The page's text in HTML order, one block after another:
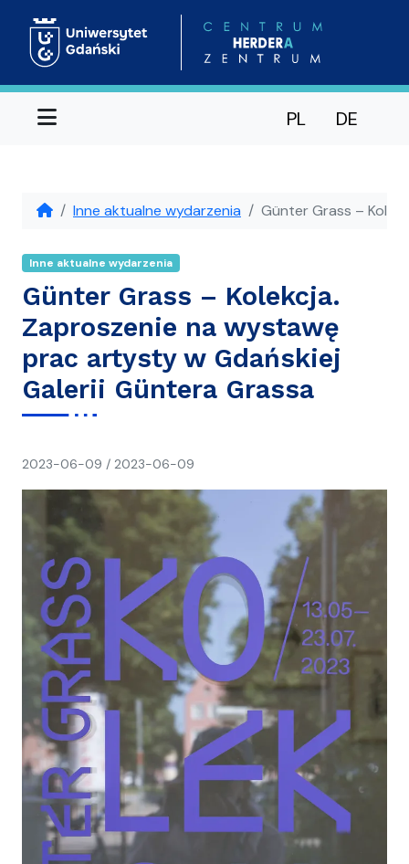
Menu PL DE
Inne aktualne wydarzenia Günter Grass –
Inne aktualne wydarzenia
Günter Grass – Kolekcja.
Zaproszenie na wystawę
prac artysty w Gdańskiej
Galerii Güntera Grassa
2023-06-09 / 2023-06-09